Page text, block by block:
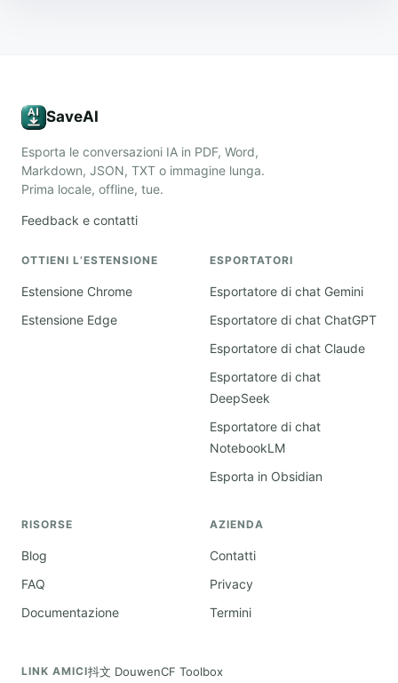
SaveAI
Esporta le conversazioni IA in PDF, Word,
Markdown, JSON, TXT o immagine lunga.
Prima locale, offline, tue.
Feedback e contatti
OTTIENI L’ESTENSIONE
Estensione Chrome
Estensione Edge
ESPORTATORI
Esportatore di chat Gemini
Esportatore di chat ChatGPT
Esportatore di chat Claude
Esportatore di chat
DeepSeek
Esportatore di chat
NotebookLM
Esporta in Obsidian
RISORSE
Blog
FAQ
Documentazione
AZIENDA
Contatti
Privacy
Termini
LINK AMICI抖文 DouwenCF Toolbox